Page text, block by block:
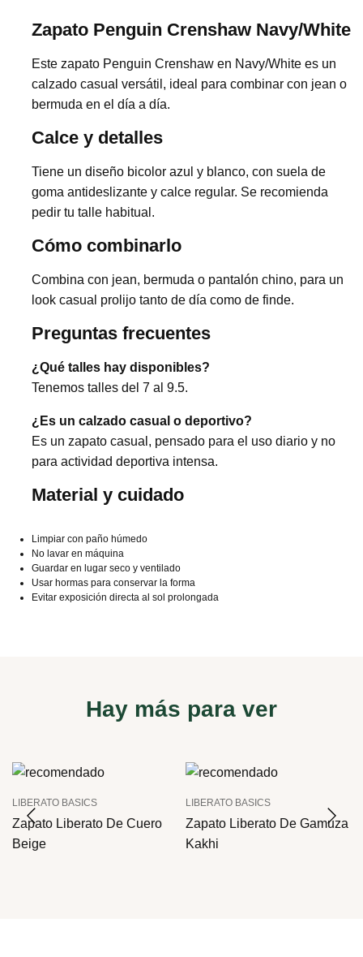
Zapato Penguin Crenshaw Navy/White
Este zapato Penguin Crenshaw en Navy/White es un
calzado casual versátil, ideal para combinar con jean o
bermuda en el día a día.
Calce y detalles
Tiene un diseño bicolor azul y blanco, con suela de
goma antideslizante y calce regular. Se recomienda
pedir tu talle habitual.
Cómo combinarlo
Combina con jean, bermuda o pantalón chino, para un
look casual prolijo tanto de día como de finde.
Preguntas frecuentes
¿Qué talles hay disponibles?
Tenemos talles del 7 al 9.5.
¿Es un calzado casual o deportivo?
Es un zapato casual, pensado para el uso diario y no
para actividad deportiva intensa.
Material y cuidado
Limpiar con paño húmedo
No lavar en máquina
Guardar en lugar seco y ventilado
Usar hormas para conservar la forma
Evitar exposición directa al sol prolongada
Hay más para ver
LIBERATO BASICS
Zapato Liberato De Cuero
Beige
LIBERATO BASICS
Zapato Liberato De Gamuza
Kakhi